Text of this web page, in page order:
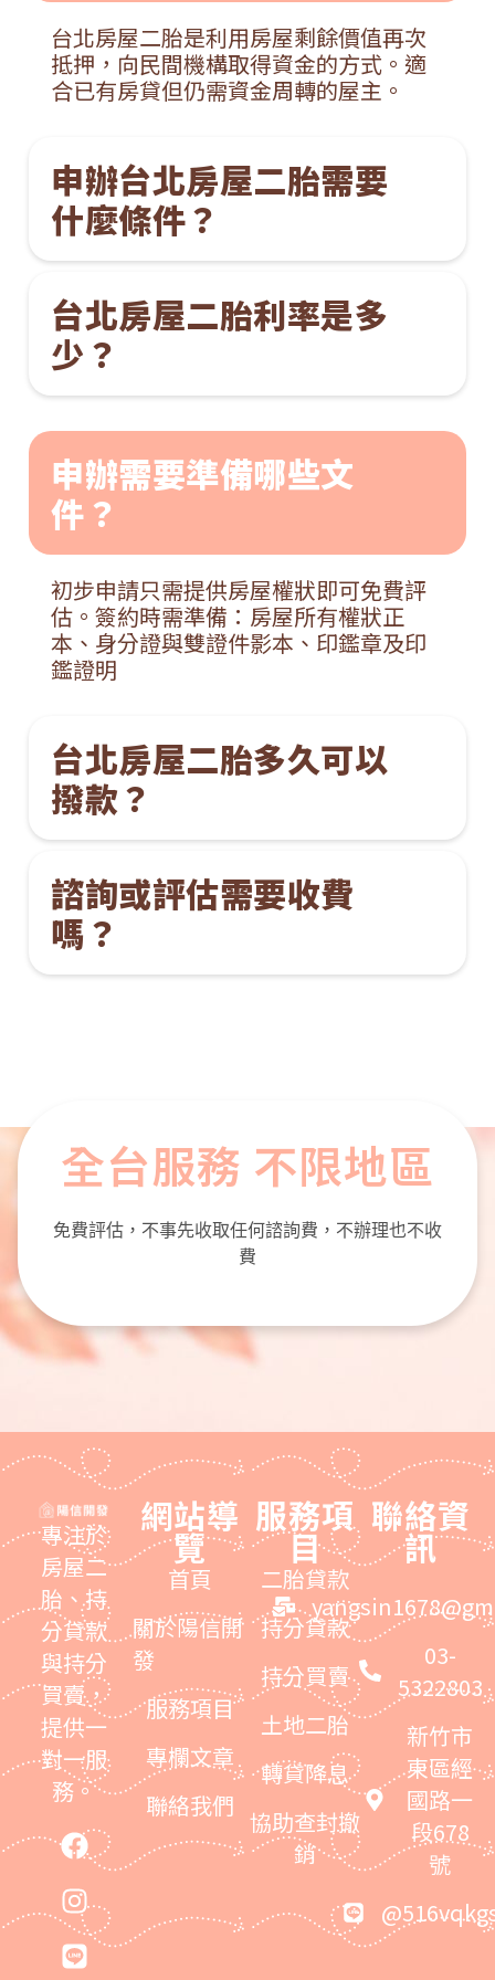
台北房屋二胎是利用房屋剩餘價值再次
抵押，向民間機構取得資金的方式。適
合已有房貸但仍需資金周轉的屋主。
申辦台北房屋二胎需要
什麼條件？
台北房屋二胎利率是多
少？
申辦需要準備哪些文
件？
初步申請只需提供房屋權狀即可免費評
估。簽約時需準備：房屋所有權狀正
本、身分證與雙證件影本、印鑑章及印
鑑證明
台北房屋二胎多久可以
撥款？
諮詢或評估需要收費
嗎？
全台服務 不限地區
免費評估，不事先收取任何諮詢費，不辦理也不收
費
專注於
房屋二
胎、持
分貸款
與持分
買賣，
提供一
對一服
務。
網站導
覽
首頁
關於陽信開
發
服務項目
專欄文章
聯絡我們
服務項
目
二胎貸款
持分貸款
持分買賣
土地二胎
轉貸降息
協助查封撤
銷
聯絡資
訊
03-
5322803
新竹市
東區經
國路一
段678
號